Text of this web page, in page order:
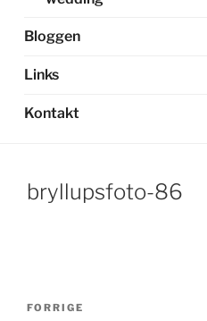
Bloggen
Links
Kontakt
bryllupsfoto-86
Forrige
FORRIGE